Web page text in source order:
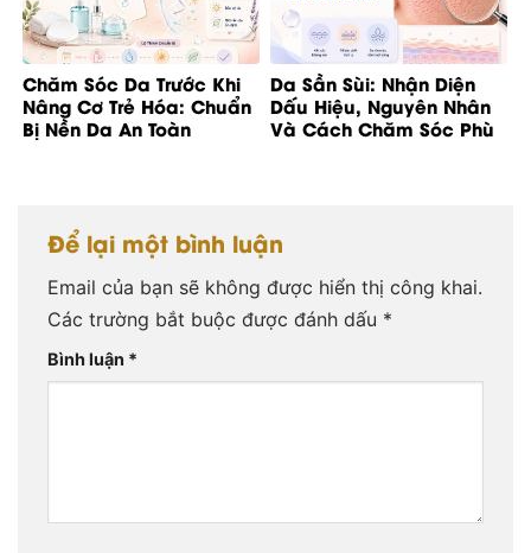
Chăm Sóc Da Trước Khi
Nâng Cơ Trẻ Hóa: Chuẩn
Bị Nền Da An Toàn
Da Sần Sùi: Nhận Diện
Dấu Hiệu, Nguyên Nhân
Và Cách Chăm Sóc Phù
Để lại một bình luận
Email của bạn sẽ không được hiển thị công khai.
Các trường bắt buộc được đánh dấu *
Bình luận *